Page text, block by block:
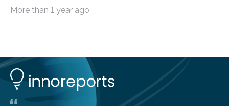
machen sich auf den Weg zu Kunden oder Partnern.
beim Datentransfer abzusichern, suchte The Digitale
eine einfache und benutzerfreundliche Lösung. Im
nachfolgenden Anwendungsbeispiel berichtet Peter
Bilz-Wohlgemuth, COO und Managing Partner bei The
More than 1 year ago